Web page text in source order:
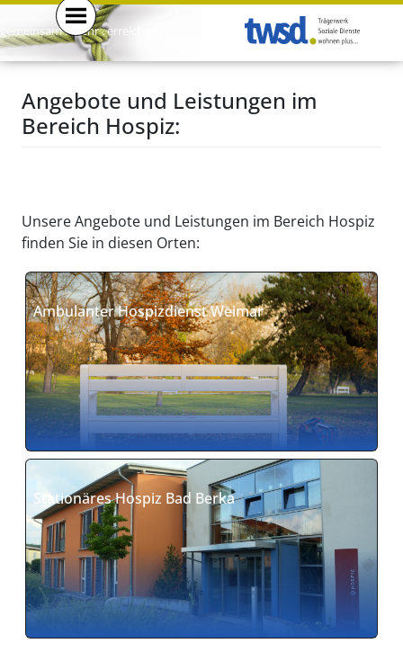
gemeinsam . mehr . erreichen .
Angebote und Leistungen im
Bereich Hospiz:
Unsere Angebote und Leistungen im Bereich Hospiz
finden Sie in diesen Orten:
Ambulanter Hospizdienst Weimar
Stationäres Hospiz Bad Berka